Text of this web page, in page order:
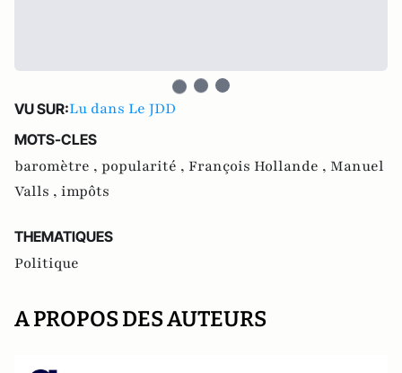
VU SUR:Lu dans Le JDD
MOTS-CLES
baromètre , popularité , François Hollande , Manuel
Valls , impôts
THEMATIQUES
Politique
A PROPOS DES AUTEURS